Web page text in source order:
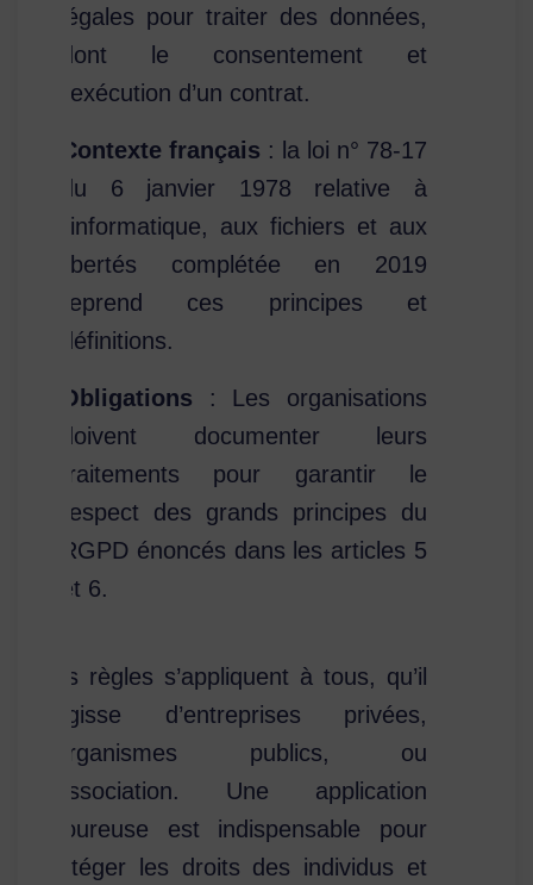
légales pour traiter des données,
dont le consentement et
l’exécution d’un contrat.
Contexte français : la loi n° 78-17
du 6 janvier 1978 relative à
l’informatique, aux fichiers et aux
libertés complétée en 2019
reprend ces principes et
définitions.
Obligations : Les organisations
doivent documenter leurs
traitements pour garantir le
respect des grands principes du
RGPD énoncés dans les articles 5
et 6.
Ces règles s’appliquent à tous, qu’il
s’agisse d’entreprises privées,
d’organismes publics, ou
d’association. Une application
rigoureuse est indispensable pour
protéger les droits des individus et